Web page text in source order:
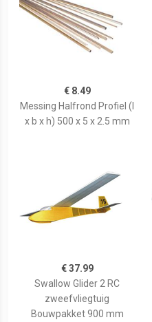
€ 8.49
Messing Halfrond Profiel (l
x b x h) 500 x 5 x 2.5 mm
€ 37.99
Swallow Glider 2 RC
zweefvliegtuig
Bouwpakket 900 mm